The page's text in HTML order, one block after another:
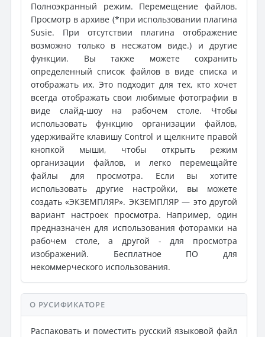
Полноэкранный режим. Перемещение файлов.
Просмотр в архиве (*при использовании плагина
Susie. При отсутствии плагина отображение
возможно только в несжатом виде.) и другие
функции. Вы также можете сохранить
определенный список файлов в виде списка и
отображать их. Это подходит для тех, кто хочет
всегда отображать свои любимые фотографии в
виде слайд-шоу на рабочем столе. Чтобы
использовать функцию организации файлов,
удерживайте клавишу Control и щелкните правой
кнопкой мыши, чтобы открыть режим
организации файлов, и легко перемещайте
файлы для просмотра. Если вы хотите
использовать другие настройки, вы можете
создать «ЭКЗЕМПЛЯР». ЭКЗЕМПЛЯР — это другой
вариант настроек просмотра. Например, один
предназначен для использования фоторамки на
рабочем столе, а другой - для просмотра
изображений. Бесплатное ПО для
некоммерческого использования.
О РУСИФИКАТОРЕ
Распаковать и поместить русский языковой файл